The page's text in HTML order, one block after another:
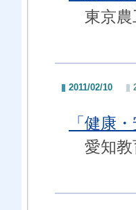
東京農
2011/02/10
「健康
愛知教